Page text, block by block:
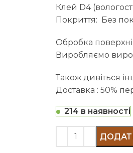
Клей D4
Покриття: Без
Обробка
Виробляємо
Також дивіться
Доставка : 50%
214 в наявності